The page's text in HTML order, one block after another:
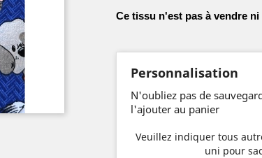
Ce tissu n'est pas à vendre ni
Personnalisation
N'oubliez pas de
l'ajouter au panier
Veuillez indiquer tous
uni pour